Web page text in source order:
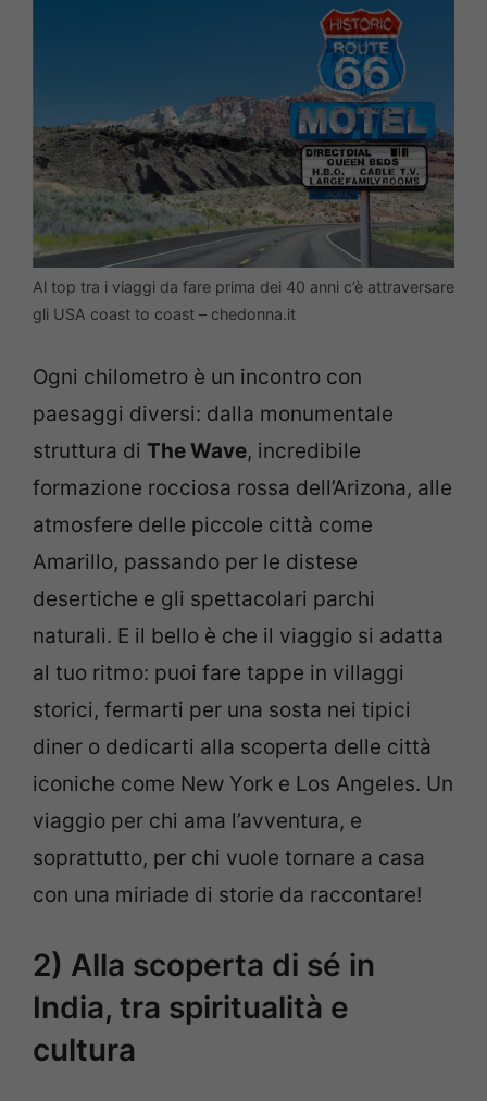
Al top tra i viaggi da fare prima dei 40 anni c’è attraversare
gli USA coast to coast – chedonna.it
Ogni chilometro è un incontro con
paesaggi diversi: dalla monumentale
struttura di The Wave, incredibile
formazione rocciosa rossa dell’Arizona, alle
atmosfere delle piccole città come
Amarillo, passando per le distese
desertiche e gli spettacolari parchi
naturali. E il bello è che il viaggio si adatta
al tuo ritmo: puoi fare tappe in villaggi
storici, fermarti per una sosta nei tipici
diner o dedicarti alla scoperta delle città
iconiche come New York e Los Angeles. Un
viaggio per chi ama l’avventura, e
soprattutto, per chi vuole tornare a casa
con una miriade di storie da raccontare!
2) Alla scoperta di sé in
India, tra spiritualità e
cultura